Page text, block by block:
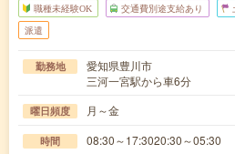
職種未経験OK 交通費別途支給あり
派遣
勤務地
愛知県豊川市
三河一宮駅から車6分
曜日頻度 月～金
時間 08:30～17:3020:30～05:30